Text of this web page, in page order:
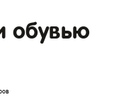
обувью